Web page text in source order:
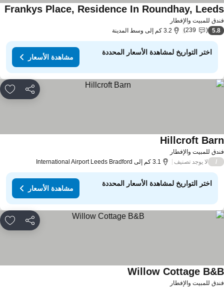
للمبيت والإفطار
Frankys Place, Residence In Roundhay,
5.8
239 3.2 كم إلى وسط المدينة
اختر التواريخ لمشاهدة الأسعار المحددة
مشاهدة الأسعار
مشاركة
للمبيت والإفطار
Hillcroft
لا يوجد تصنيف 3.1 كم إلى International Airport Leeds Bradford
اختر التواريخ لمشاهدة الأسعار المحددة
مشاهدة الأسعار
مشاركة
للمبيت والإفطار
Willow Cottage